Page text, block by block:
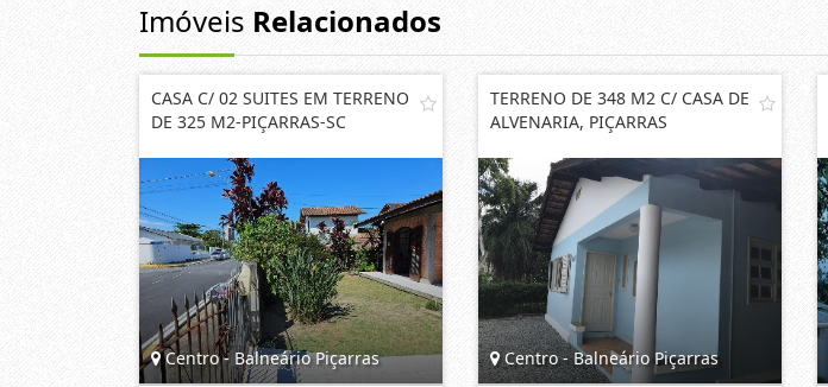
Imóveis Relacionados
CASA C/ 02 SUITES EM TERRENO
DE 325 M2-PIÇARRAS-SC
Centro - Balneário Piçarras
TERRENO DE 348 M2 C/ CASA DE
ALVENARIA, PIÇARRAS
Centro - Balneário Piçarras